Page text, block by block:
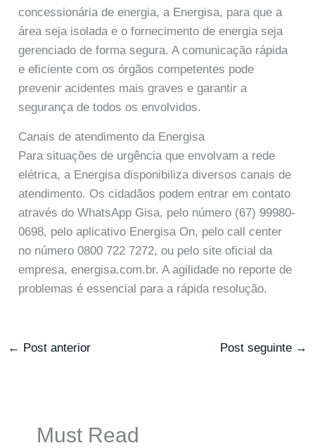
concessionária de energia, a Energisa, para que a
área seja isolada e o fornecimento de energia seja
gerenciado de forma segura. A comunicação rápida
e eficiente com os órgãos competentes pode
prevenir acidentes mais graves e garantir a
segurança de todos os envolvidos.
Canais de atendimento da Energisa
Para situações de urgência que envolvam a rede
elétrica, a Energisa disponibiliza diversos canais de
atendimento. Os cidadãos podem entrar em contato
através do WhatsApp Gisa, pelo número (67) 99980-
0698, pelo aplicativo Energisa On, pelo call center
no número 0800 722 7272, ou pelo site oficial da
empresa, energisa.com.br. A agilidade no reporte de
problemas é essencial para a rápida resolução.
← Post anterior Post seguinte →
Must Read